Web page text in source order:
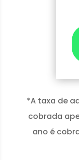
*A taxa de
cobrada
ano é